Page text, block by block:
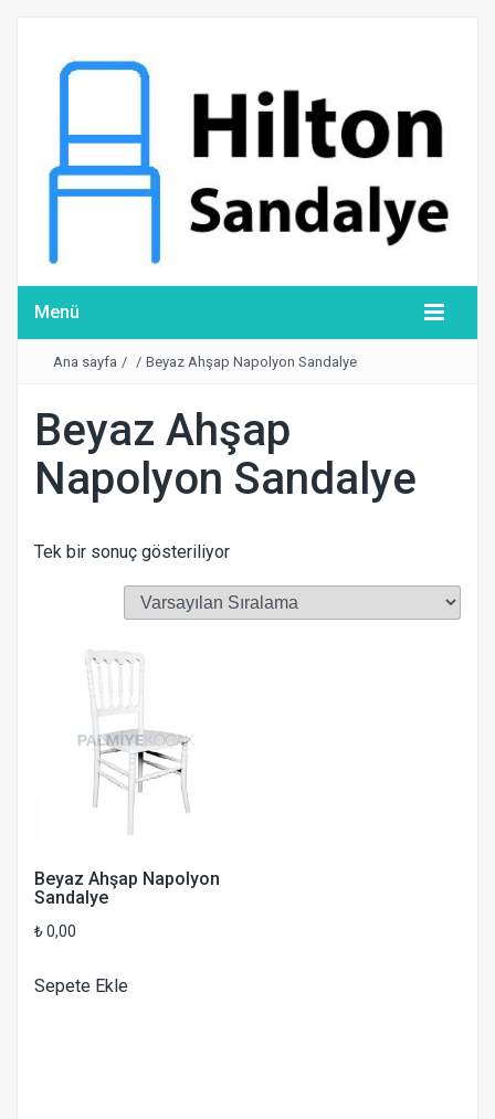
Menü
Ana sayfa / / Beyaz Ahşap Napolyon Sandalye
Beyaz Ahşap
Napolyon Sandalye
Tek bir sonuç gösteriliyor
Beyaz Ahşap Napolyon
Sandalye
₺ 0,00
Sepete Ekle